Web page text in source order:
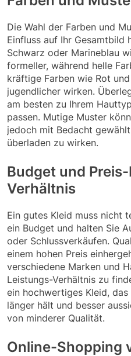
Die Wahl der Farben und
Einfluss auf Ihr Gesamtbild
Schwarz oder Marineblau
formeller, während helle
kräftige Farben wie Rot
jugendlicher wirken.
am besten zu Ihrem
passen. Mutige Muster
jedoch mit Bedacht
überladen zu wirken.
Budget und
Verhältnis
Ein gutes Kleid muss nicht
ein Budget und halten Sie
oder Schlussverkäufen.
einem hohen Preis
verschiedene Marken und
Leistungs-Verhältnis zu
ein hochwertiges Kleid,
länger hält und besser
von minderer Qualität.
Online-Shopping